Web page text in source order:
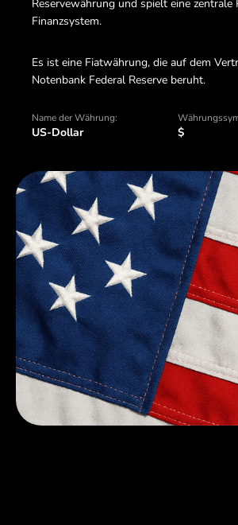
Reservewährung und spielt eine zentrale
Finanzsystem.
Es ist eine Fiatwährung, die auf dem
Notenbank Federal Reserve beruht.
Name der Währung:
US-Dollar $